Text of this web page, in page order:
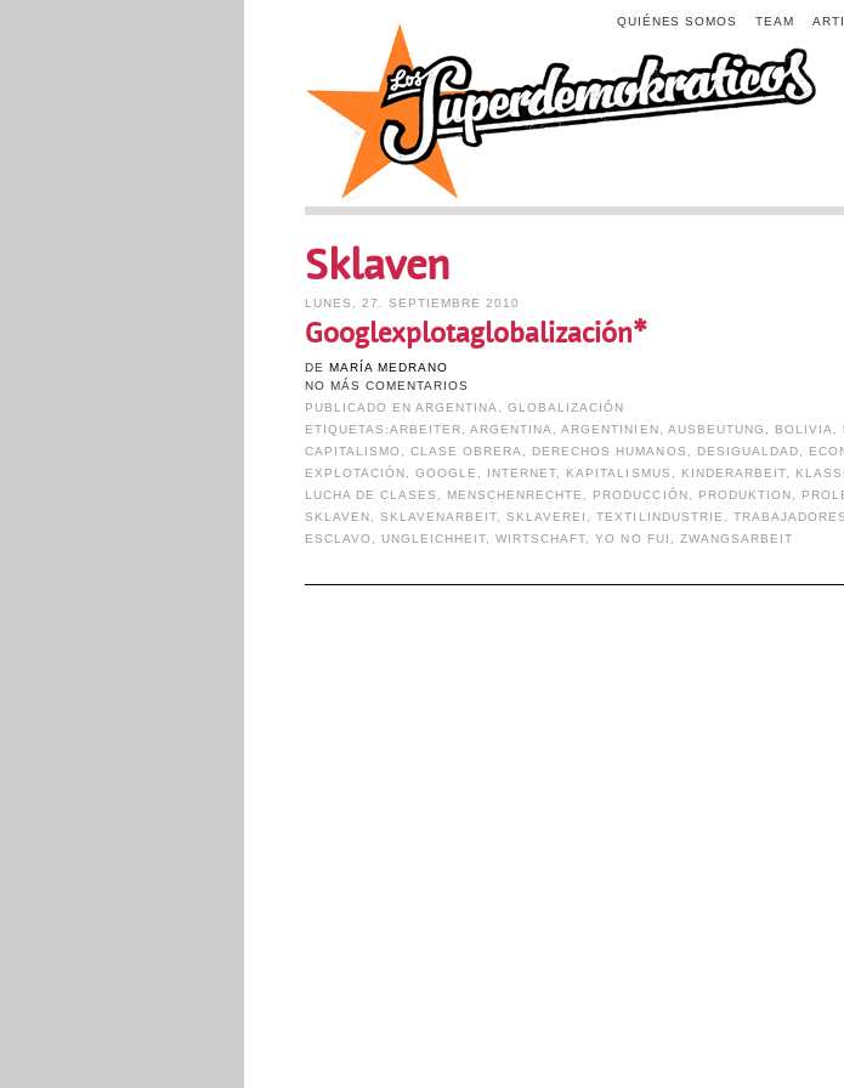
TEAM
QUIÉNES SOMOS
Sklaven
LUNES, 27. SEPTIEMBRE 2010
Googlexplotaglobalización*
DE MARÍA MEDRANO
NO MÁS COMENTARIOS
PUBLICADO EN ARGENTINA ,GLOBALIZACIÓN
ETIQUETAS:ARBEITER ,ARGENTINA ,ARGENTINIEN AUSBEUTUNG BOLIVIA
CAPITALISMO
CLASE OBRERA DERECHOS HUMANOS DESIGUALDAD
EXPLOTACIÓN
GOOGLE INTERNET KAPITALISMUS KINDERARBEIT,
LUCHA DE CLASES
MENSCHENRECHTE PRODUCCIÓN PRODUKTION
SKLAVEN
SKLAVENARBEIT ,SKLAVEREI ,TEXTILINDUSTRIE TRABAJADORES
ESCLAVO
UNGLEICHHEIT ,WIRTSCHAFT ,YO NO FUI ZWANGSARBEIT